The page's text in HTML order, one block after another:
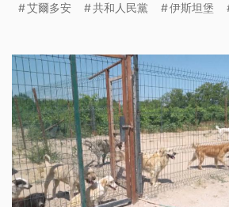
致土耳其與歐盟關係進一步惡化。
艾爾多安 共和人民黨 伊斯坦堡